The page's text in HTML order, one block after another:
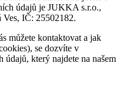
údajů je JUKKA s.r.o.,
IČ: 25502182.
můžete kontaktovat a jak
se dozvíte v
údajů, který najdete na našem